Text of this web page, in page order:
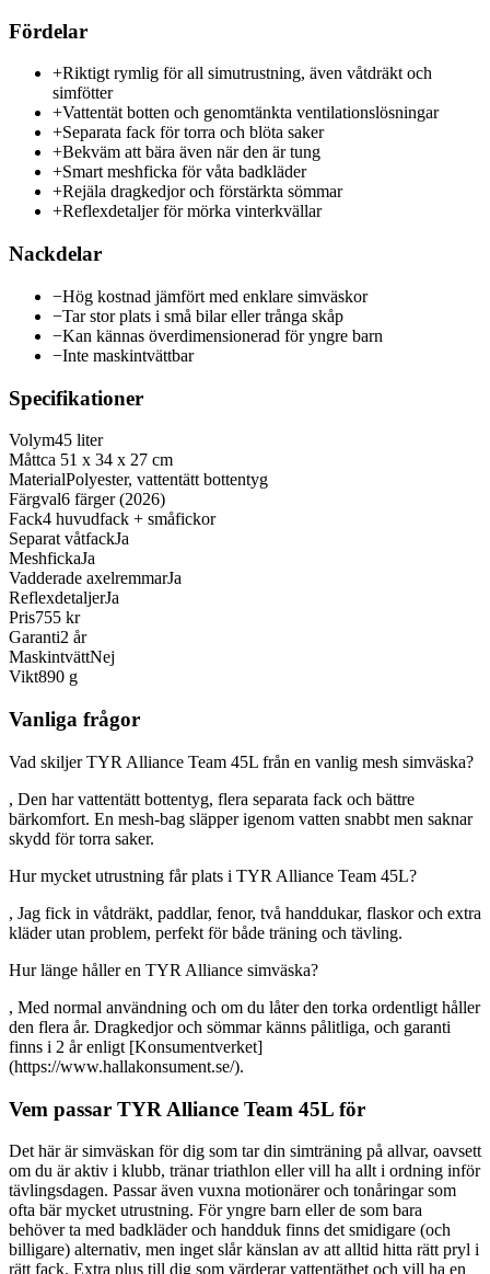
Fördelar
+Riktigt rymlig för all simutrustning, även våtdräkt och
simfötter
+Vattentät botten och genomtänkta ventilationslösningar
+Separata fack för torra och blöta saker
+Bekväm att bära även när den är tung
+Smart meshficka för våta badkläder
+Rejäla dragkedjor och förstärkta sömmar
+Reflexdetaljer för mörka vinterkvällar
Nackdelar
−Hög kostnad jämfört med enklare simväskor
−Tar stor plats i små bilar eller trånga skåp
−Kan kännas överdimensionerad för yngre barn
−Inte maskintvättbar
Specifikationer
Volym45 liter
Måttca 51 x 34 x 27 cm
MaterialPolyester, vattentätt bottentyg
Färgval6 färger (2026)
Fack4 huvudfack + småfickor
Separat våtfackJa
MeshfickaJa
Vadderade axelremmarJa
ReflexdetaljerJa
Pris755 kr
Garanti2 år
MaskintvättNej
Vikt890 g
Vanliga frågor
Vad skiljer TYR Alliance Team 45L från en vanlig mesh simväska?
, Den har vattentätt bottentyg, flera separata fack och bättre
bärkomfort. En mesh-bag släpper igenom vatten snabbt men saknar
skydd för torra saker.
Hur mycket utrustning får plats i TYR Alliance Team 45L?
, Jag fick in våtdräkt, paddlar, fenor, två handdukar, flaskor och extra
kläder utan problem, perfekt för både träning och tävling.
Hur länge håller en TYR Alliance simväska?
, Med normal användning och om du låter den torka ordentligt håller
den flera år. Dragkedjor och sömmar känns pålitliga, och garanti
finns i 2 år enligt [Konsumentverket]
(https://www.hallakonsument.se/).
Vem passar TYR Alliance Team 45L för
Det här är simväskan för dig som tar din simträning på allvar, oavsett
om du är aktiv i klubb, tränar triathlon eller vill ha allt i ordning inför
tävlingsdagen. Passar även vuxna motionärer och tonåringar som
ofta bär mycket utrustning. För yngre barn eller de som bara
behöver ta med badkläder och handduk finns det smidigare (och
billigare) alternativ, men inget slår känslan av att alltid hitta rätt pryl i
rätt fack. Extra plus till dig som värderar vattentäthet och vill ha en